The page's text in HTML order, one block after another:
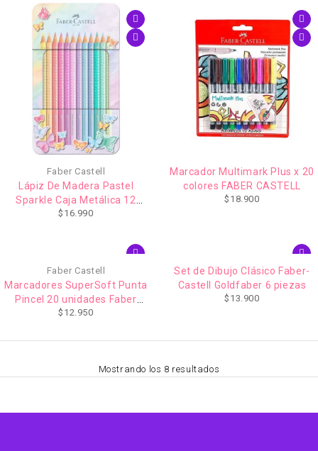
Faber Castell
Lápiz De Madera Pastel
Sparkle Caja Metálica 12
Colores Vivos Faber Castell
$ 16.990
Marcador Multimark Plus x 20
colores FABER CASTELL
$ 18.900
Faber Castell
Marcadores SuperSoft Punta
Pincel 20 unidades Faber
castell
$ 12.950
Set de Dibujo Clásico Faber-
Castell Goldfaber 6 piezas
$ 13.900
Mostrando los 8 resultados